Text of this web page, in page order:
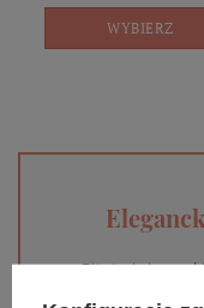
WYBIERZ
Biżuterię i